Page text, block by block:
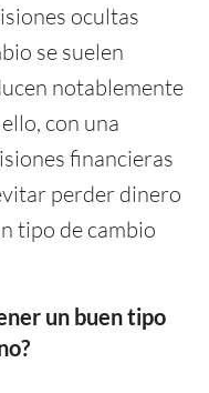
ocultas
se suelen
notablemente
con una
financieras
perder dinero
tipo de cambio
un buen tipo